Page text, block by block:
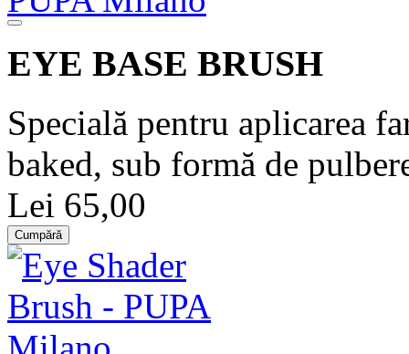
EYE BASE BRUSH
Specială pentru aplicarea
baked, sub formă de
Lei 65,00
Cumpără